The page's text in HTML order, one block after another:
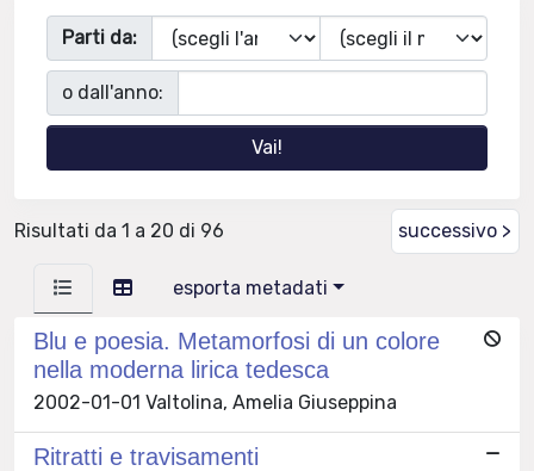
Parti da:
o dall'anno:
Risultati da 1 a 20 di 96 successivo >
esporta metadati
Blu e poesia. Metamorfosi di un colore
nella moderna lirica tedesca
2002-01-01 Valtolina, Amelia Giuseppina
Ritratti e travisamenti